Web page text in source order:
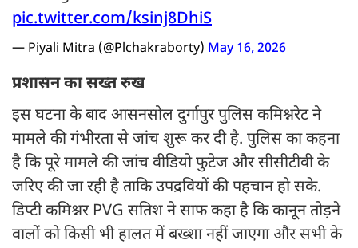
pic.twitter.com/ksinj8DhiS
— Piyali Mitra (@Plchakraborty) May 16, 2026
प्रशासन का सख्त रुख
इस घटना के बाद आसनसोल दुर्गापुर पुलिस कमिश्नरेट ने
मामले की गंभीरता से जांच शुरू कर दी है. पुलिस का कहना
है कि पूरे मामले की जांच वीडियो फुटेज और सीसीटीवी के
जरिए की जा रही है ताकि उपद्रवियों की पहचान हो सके.
डिप्टी कमिश्नर PVG सतिश ने साफ कहा है कि कानून तोड़ने
वालों को किसी भी हालत में बख्शा नहीं जाएगा और सभी के